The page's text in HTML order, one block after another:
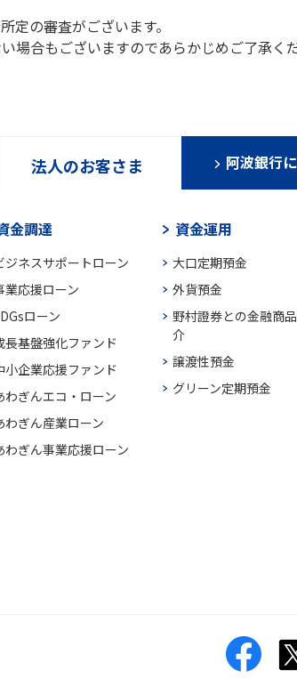
定の審査がございます。
場合もございますのであらかじめご了承くだ
法人のお客さま 阿波銀行
金調達
ジネスサポートローン
業応援ローン
ローン
長基盤強化ファンド
小企業応援ファンド
わぎんエコ・ローン
わぎん産業ローン
わぎん事業応援ローン
資金運用
大口定期預金
外貨預金
野村證券との金融商
介
譲渡性預金
グリーン定期預金